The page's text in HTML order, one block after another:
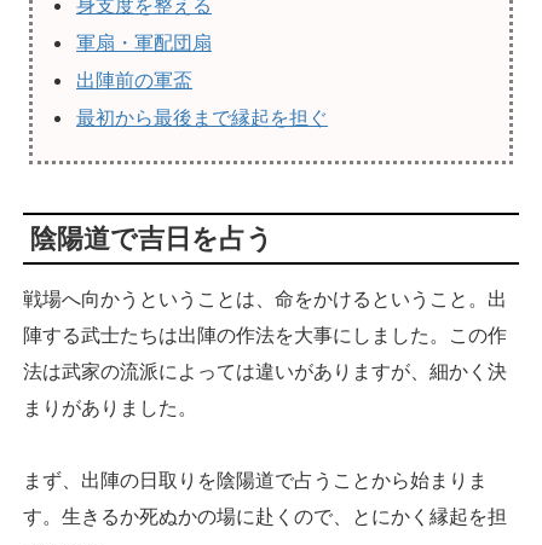
身支度を整える
軍扇・軍配団扇
出陣前の軍盃
最初から最後まで縁起を担ぐ
陰陽道で吉日を占う
戦場へ向かうということは、命をかけるということ。出
陣する武士たちは出陣の作法を大事にしました。この作
法は武家の流派によっては違いがありますが、細かく決
まりがありました。
まず、出陣の日取りを陰陽道で占うことから始まりま
す。生きるか死ぬかの場に赴くので、とにかく縁起を担